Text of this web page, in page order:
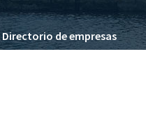
Directorio de empresas